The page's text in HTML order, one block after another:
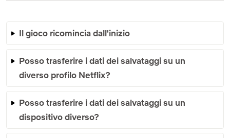
Il gioco ricomincia dall'inizio
Posso trasferire i dati dei salvataggi su un
diverso profilo Netflix?
Posso trasferire i dati dei salvataggi su un
dispositivo diverso?